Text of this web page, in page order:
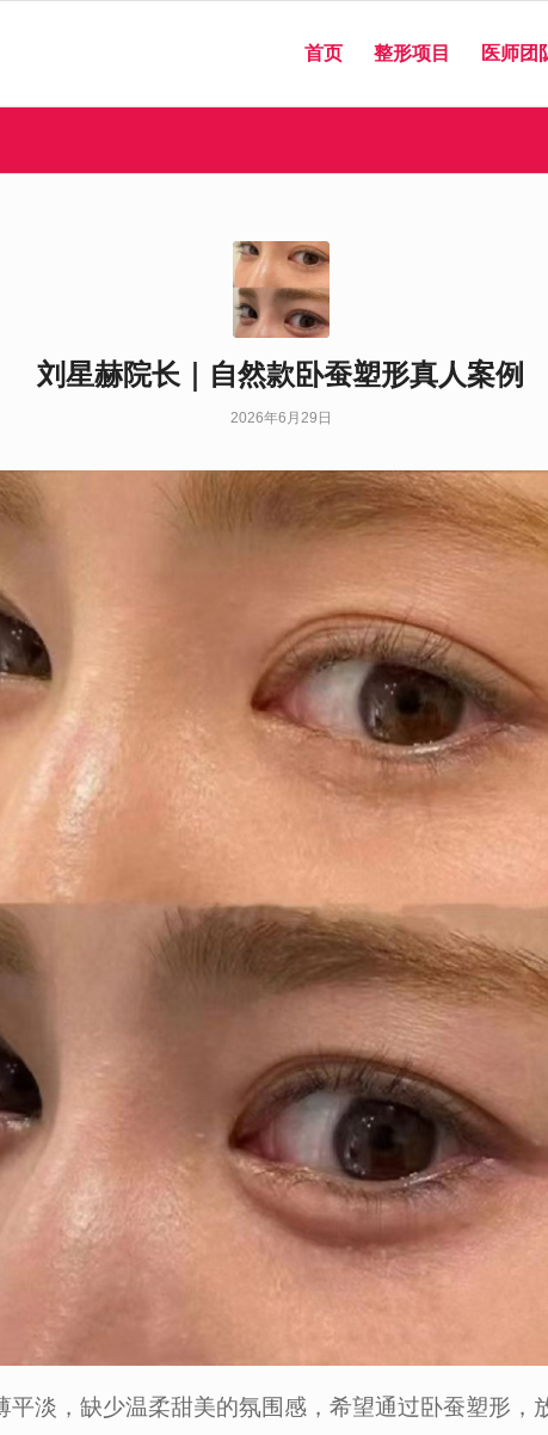
首页 整形项目 医师团
刘星赫院长｜自然款卧蚕塑形真人案例
2026年6月29日
淡，缺少温柔甜美的氛围感，希望通过卧蚕塑形